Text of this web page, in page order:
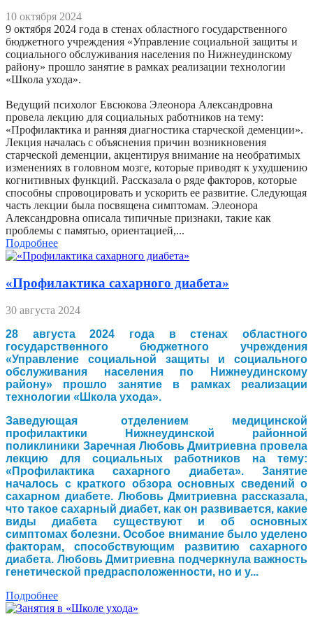
10 октября 2024
9 октября 2024 года в стенах областного государственного
бюджетного учреждения «Управление социальной защиты и
социального обслуживания населения по Нижнеудинскому
району» прошло занятие в рамках реализации технологии
«Школа ухода».
Ведущий психолог Евсюкова Элеонора Александровна
провела лекцию для социальных работников на тему:
«Профилактика и ранняя диагностика старческой деменции».
Лекция началась с объяснения причин возникновения
старческой деменции, акцентируя внимание на необратимых
изменениях в головном мозге, которые приводят к ухудшению
когнитивных функций. Рассказала о ряде факторов, которые
способны спровоцировать и ускорить ее развитие. Следующая
часть лекции была посвящена симптомам. Элеонора
Александровна описала типичные признаки, такие как
проблемы с памятью, ориентацией,...
Подробнее
«Профилактика сахарного диабета»
30 августа 2024
28 августа 2024 года в стенах областного
государственного бюджетного учреждения
«Управление социальной защиты и социального
обслуживания населения по Нижнеудинскому
району» прошло занятие в рамках реализации
технологии «Школа ухода».
Заведующая отделением медицинской
профилактики Нижнеудинской районной
поликлиники Заречная Любовь Дмитриевна провела
лекцию для социальных работников на тему:
«Профилактика сахарного диабета». Занятие
началось с краткого обзора основных сведений о
сахарном диабете. Любовь Дмитриевна рассказала,
что такое сахарный диабет, как он развивается, какие
виды диабета существуют и об основных
симптомах болезни. Особое внимание было уделено
факторам, способствующим развитию сахарного
диабета. Любовь Дмитриевна подчеркнула важность
генетической предрасположенности, но и у...
Подробнее